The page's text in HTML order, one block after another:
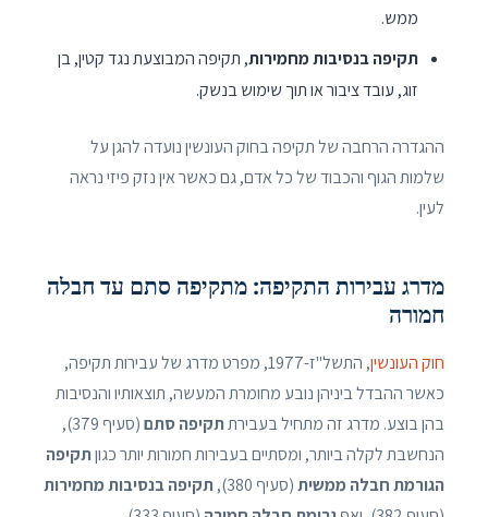
ממש.
תקיפה בנסיבות מחמירות, תקיפה המבוצעת נגד קטין, בן
זוג, עובד ציבור או תוך שימוש בנשק.
ההגדרה הרחבה של תקיפה בחוק העונשין נועדה להגן על
שלמות הגוף והכבוד של כל אדם, גם כאשר אין נזק פיזי נראה
לעין.
מדרג עבירות התקיפה: מתקיפה סתם עד חבלה
חמורה
חוק העונשין
, התשל"ז-1977, מפרט מדרג של עבירות תקיפה,
כאשר ההבדל ביניהן נובע מחומרת המעשה, תוצאותיו והנסיבות
בהן בוצע. מדרג זה מתחיל בעבירתתקיפה סתם
(סעיף 379),
הנחשבת לקלה ביותר, ומסתיים בעבירות חמורות יותר כגוןתקיפה
הגורמת חבלה ממשית(סעיף 380),
תקיפה בנסיבות מחמירות